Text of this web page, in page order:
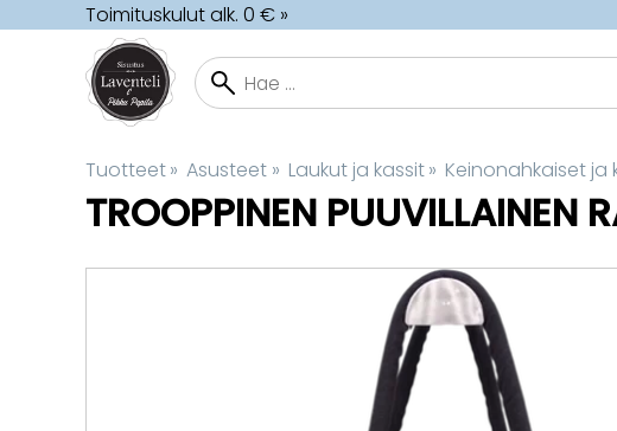
Toimituskulut alk. 0 € »
Tuotteet‪» Asusteet ‪» Laukut ja kassit‪» Keinonahkaiset ja
TROOPPINEN PUUVILLAINEN